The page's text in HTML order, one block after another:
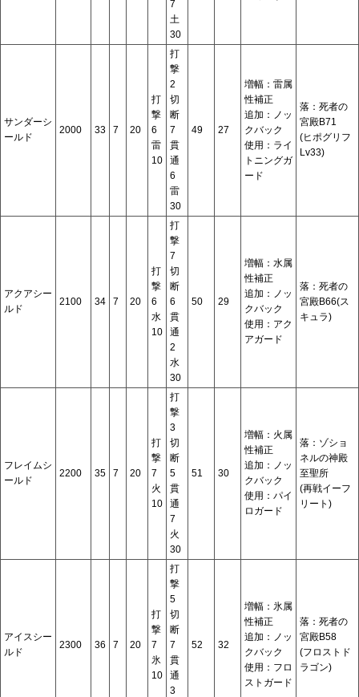
7
土
30
サンダーシ
ールド
2000 33 7 20
打
撃
6
雷
10
打
撃
2
切
断
7
貫
通
6
雷
30
49 27
増幅：雷属
性補正
追加：ノッ
クバック
使用：ライ
トニングガ
ード
落：死者の
宮殿B71
(ヒポグリフ
Lv33)
アクアシー
ルド
2100 34 7 20
打
撃
6
水
10
打
撃
7
切
断
6
貫
通
2
水
30
50 29
増幅：水属
性補正
追加：ノッ
クバック
使用：アク
アガード
落：死者の
宮殿B66(ス
キュラ)
フレイムシ
ールド
2200 35 7 20
打
撃
7
火
10
打
撃
3
切
断
5
貫
通
7
火
30
51 30
増幅：火属
性補正
追加：ノッ
クバック
使用：パイ
ロガード
落：ゾショ
ネルの神殿
至聖所
(再戦イーフ
リート)
アイスシー
ルド
2300 36 7 20
打
撃
7
氷
10
打
撃
5
切
断
7
貫
通
3
52 32
増幅：氷属
性補正
追加：ノッ
クバック
使用：フロ
ストガード
落：死者の
宮殿B58
(フロストド
ラゴン)